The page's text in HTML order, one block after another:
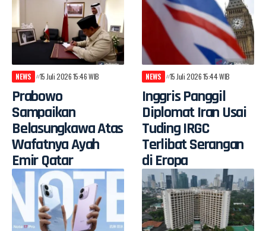
NEWS 15 Juli 2026 15:46 WIB
Prabowo
Sampaikan
Belasungkawa Atas
Wafatnya Ayah
Emir Qatar
NEWS 15 Juli 2026 15:44 WIB
Inggris Panggil
Diplomat Iran Usai
Tuding IRGC
Terlibat Serangan
di Eropa